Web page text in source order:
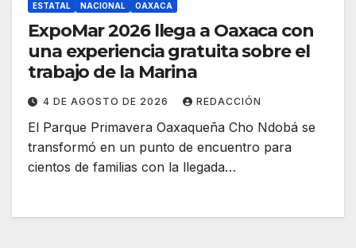
ESTATAL NACIONAL OAXACA
ExpoMar 2026 llega a Oaxaca con
una experiencia gratuita sobre el
trabajo de la Marina
4 DE AGOSTO DE 2026 REDACCIÓN
El Parque Primavera Oaxaqueña Cho Ndobá se
transformó en un punto de encuentro para
cientos de familias con la llegada…